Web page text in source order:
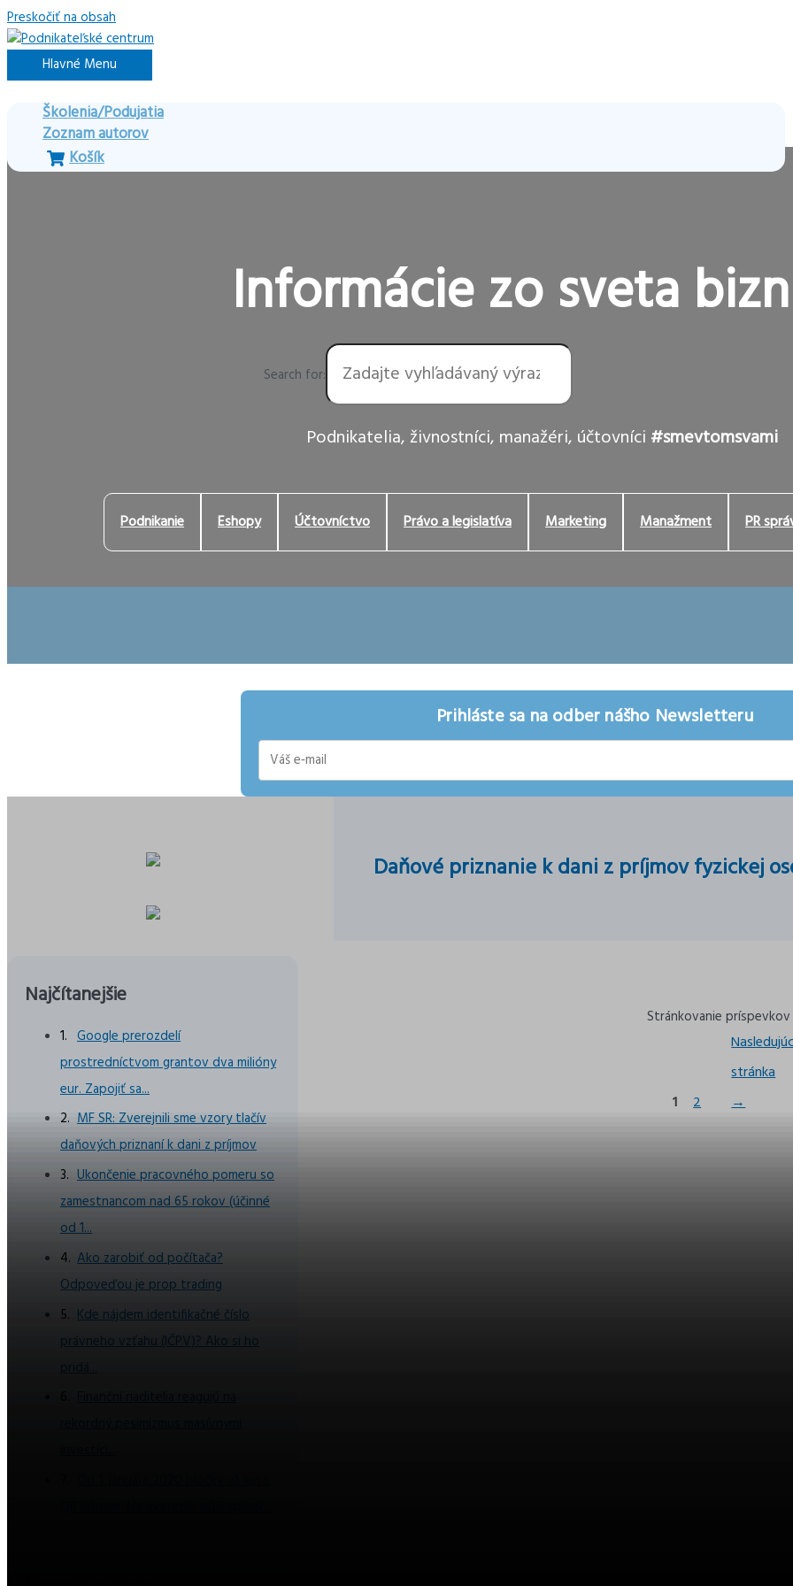
Preskočiť na obsah
Hlavné Menu
Školenia/Podujatia
Zoznam autorov
Košík
Informácie zo sveta
Search for:
Podnikatelia, živnostníci, manažéri, účtovníci #smevtomsvami
Podnikanie Eshopy Účtovníctvo Právo a legislatíva Marketing Manažment PR
Prihláste sa na odber nášho Newsletteru
Najčítanejšie
Google prerozdelí
prostredníctvom grantov dva milióny
eur. Zapojiť sa...
MF SR: Zverejnili sme vzory tlačív
daňových priznaní k dani z príjmov
Ukončenie pracovného pomeru so
zamestnancom nad 65 rokov (účinné
od 1...
Ako zarobiť od počítača?
Odpoveďou je prop trading
Kde nájdem identifikačné číslo
právneho vzťahu (IČPV)? Ako si ho
Daňové priznanie k dani z príjmov fyzickej
Stránkovanie príspevkov
1 2
stránka
→